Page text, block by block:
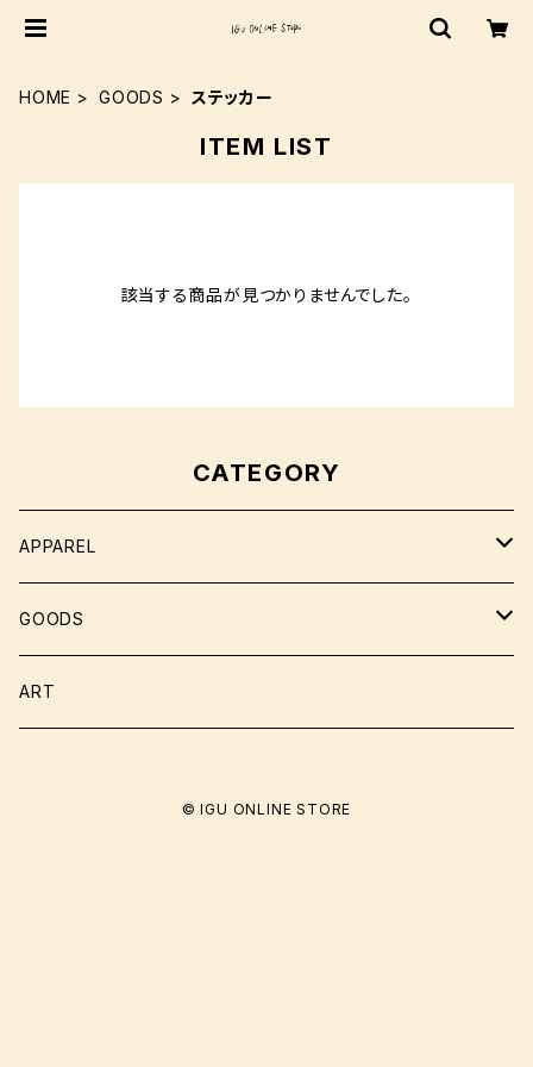
HOME GOODS ステッカー
ITEM LIST
該当する商品が見つかりませんでした。
CATEGORY
APPAREL
Tシャツ
帽子
GOODS
フィギュア
ART
© IGU ONLINE STORE